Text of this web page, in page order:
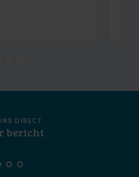
DIRECT
bericht